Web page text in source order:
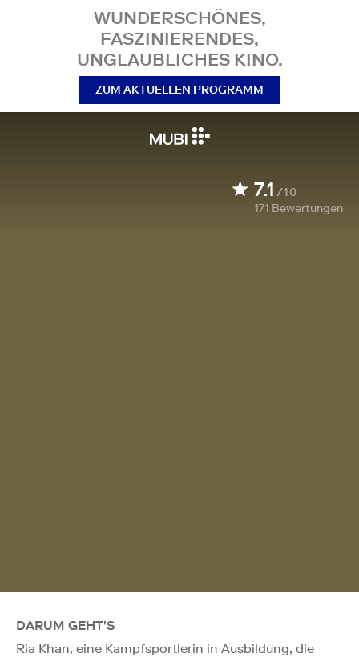
WUNDERSCHÖNES,
FASZINIERENDES,
UNGLAUBLICHES KINO.
ZUM AKTUELLEN PROGRAMM
7.1 /10
171 Bewertungen
DARUM GEHT'S
Ria Khan, eine Kampfsportlerin in Ausbildung, die